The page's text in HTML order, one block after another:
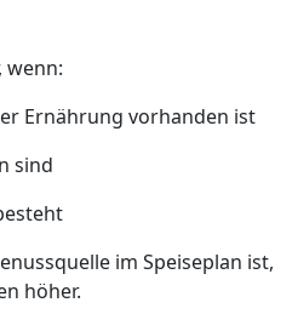
wenn:
Ernährung vorhanden ist
sind
im Speiseplan ist,
höher.